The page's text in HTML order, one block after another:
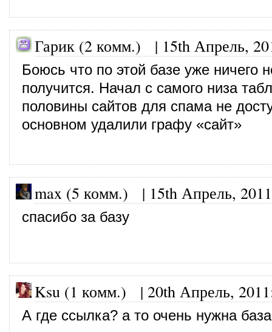
Гарик (2 комм.) | 15th Апрель,
Боюсь что по этой базе уже ничего
получится. Начал с самого низа
половины сайтов для спама не
основном удалили графу «сайт»
max (5 комм.) | 15th Апрель, 2011
спасибо за базу
Ksu (1 комм.) | 20th Апрель, 2011
А где ссылка? а то очень нужна